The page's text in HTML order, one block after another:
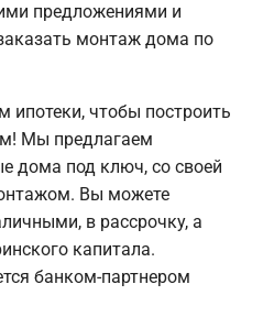
предложениями и
монтаж дома по
чтобы построить
Мы предлагаем
дома под ключ, со своей
Вы можете
в рассрочку, а
капитала.
банком-партнером